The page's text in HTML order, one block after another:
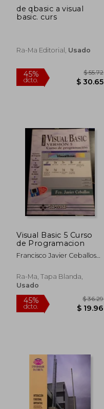
de qbasic a visual
basic. curs
Ra-Ma Editorial, Usado
45%
dcto.
$
$
Visual Basic 5 Curso
de Programacion
Francisco Javier Ceballos
Ra-Ma, Tapa Blanda,
Usado